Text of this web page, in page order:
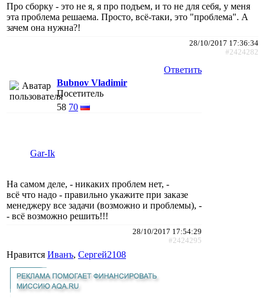
Про сборку - это не я, я про подъем, и то не для себя, у меня
эта проблема решаема. Просто, всё-таки, это "проблема". А
зачем она нужна?!
28/10/2017 17:36:34
#2424282
Ответить
Bubnov Vladimir
Посетитель
58 70
Gar-Ik
На самом деле, - никаких проблем нет, -
всё что надо - правильно укажите при заказе
менеджеру все задачи (возможно и проблемы), -
- всё возможно решить!!!
28/10/2017 17:54:29
#2424295
Нравится Иванъ, Сергей2108